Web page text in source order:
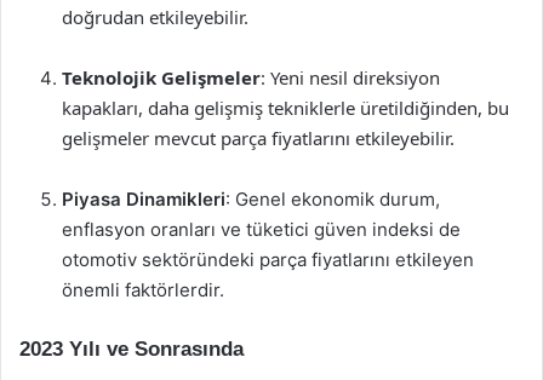
doğrudan etkileyebilir.
Teknolojik Gelişmeler: Yeni nesil direksiyon
kapakları, daha gelişmiş tekniklerle üretildiğinden, bu
gelişmeler mevcut parça fiyatlarını etkileyebilir.
Piyasa Dinamikleri: Genel ekonomik durum,
enflasyon oranları ve tüketici güven indeksi de
otomotiv sektöründeki parça fiyatlarını etkileyen
önemli faktörlerdir.
2023 Yılı ve Sonrasında